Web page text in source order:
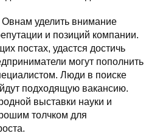
уделить внимание
и позиций компании.
постах, удастся достичь
могут пополнить
Люди в поиске
подходящую вакансию.
выставки науки и
толчком для